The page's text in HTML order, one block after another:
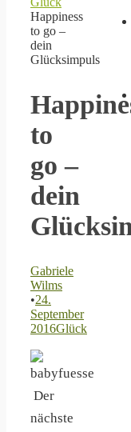
Happiness
to go –
dein
Glücksimpuls
to
go –
dein
Gabriele
Wilms
•24.
September
2016Glück
Der
nächste